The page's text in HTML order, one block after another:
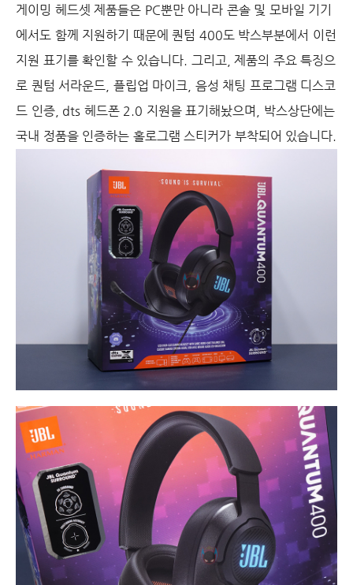
게이밍 헤드셋 제품들은 PC뿐만 아니라 콘솔 및 모바일 기기
에서도 함께 지원하기 때문에 퀀텀 400도 박스부분에서 이런
지원 표기를 확인할 수 있습니다. 그리고, 제품의 주요 특징으
로 퀀텀 서라운드, 플립업 마이크, 음성 채팅 프로그램 디스코
드 인증, dts 헤드폰 2.0 지원을 표기해놨으며, 박스상단에는
국내 정품을 인증하는 홀로그램 스티커가 부착되어 있습니다.